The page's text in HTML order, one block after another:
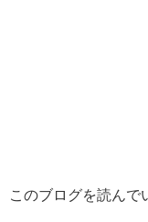
このブログを読んで